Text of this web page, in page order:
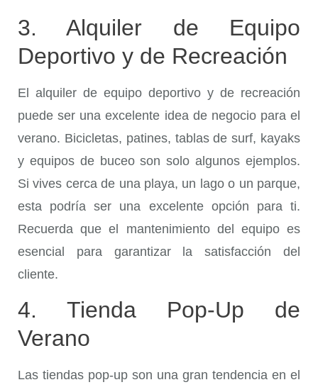
3. Alquiler de Equipo
Deportivo y de Recreación
El alquiler de equipo deportivo y de recreación
puede ser una excelente idea de negocio para el
verano. Bicicletas, patines, tablas de surf, kayaks
y equipos de buceo son solo algunos ejemplos.
Si vives cerca de una playa, un lago o un parque,
esta podría ser una excelente opción para ti.
Recuerda que el mantenimiento del equipo es
esencial para garantizar la satisfacción del
cliente.
4. Tienda Pop-Up de
Verano
Las tiendas pop-up son una gran tendencia en el